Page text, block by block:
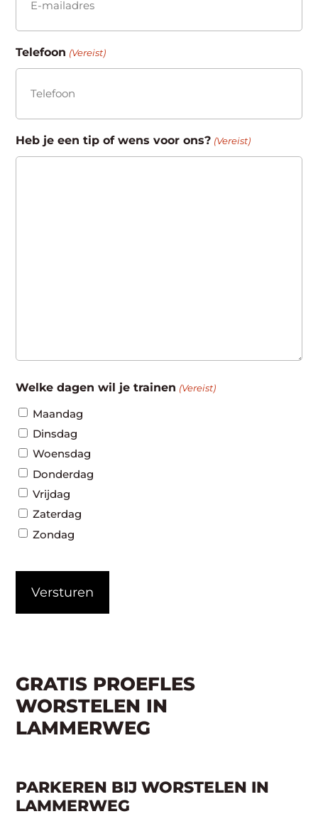
Telefoon (Vereist)
Heb je een tip of wens voor ons? (Vereist)
Welke dagen wil je trainen (Vereist)
Maandag
Dinsdag
Woensdag
Donderdag
Vrijdag
Zaterdag
Zondag
GRATIS PROEFLES
WORSTELEN IN
LAMMERWEG
PARKEREN BIJ WORSTELEN IN
LAMMERWEG